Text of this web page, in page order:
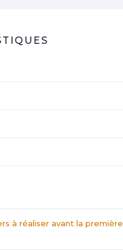
à réaliser avant la première